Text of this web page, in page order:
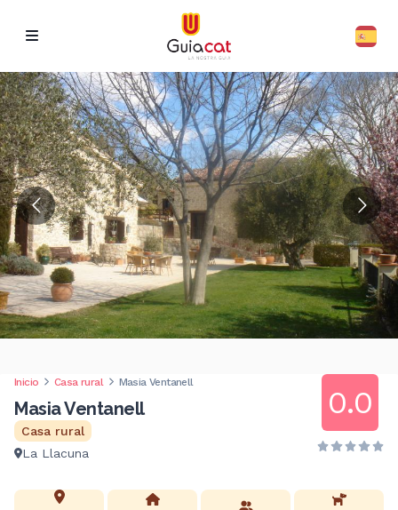
Inicio Casa rural Masia Ventanell
Masia Ventanell
Casa rural
La Llacuna
0.0